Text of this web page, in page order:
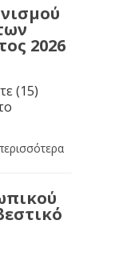
2026
(15)